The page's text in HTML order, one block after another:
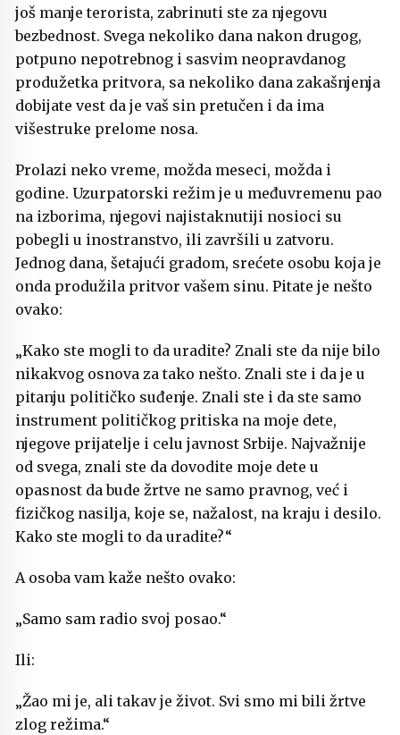
još manje terorista, zabrinuti ste za njegovu
bezbednost. Svega nekoliko dana nakon drugog,
potpuno nepotrebnog i sasvim neopravdanog
produžetka pritvora, sa nekoliko dana zakašnjenja
dobijate vest da je vaš sin pretučen i da ima
višestruke prelome nosa.
Prolazi neko vreme, možda meseci, možda i
godine. Uzurpatorski režim je u međuvremenu pao
na izborima, njegovi najistaknutiji nosioci su
pobegli u inostranstvo, ili završili u zatvoru.
Jednog dana, šetajući gradom, srećete osobu koja je
onda produžila pritvor vašem sinu. Pitate je nešto
ovako:
„Kako ste mogli to da uradite? Znali ste da nije bilo
nikakvog osnova za tako nešto. Znali ste i da je u
pitanju političko suđenje. Znali ste i da ste samo
instrument političkog pritiska na moje dete,
njegove prijatelje i celu javnost Srbije. Najvažnije
od svega, znali ste da dovodite moje dete u
opasnost da bude žrtve ne samo pravnog, već i
fizičkog nasilja, koje se, nažalost, na kraju i desilo.
Kako ste mogli to da uradite?“
A osoba vam kaže nešto ovako:
„Samo sam radio svoj posao.“
Ili:
„Žao mi je, ali takav je život. Svi smo mi bili žrtve
zlog režima.“